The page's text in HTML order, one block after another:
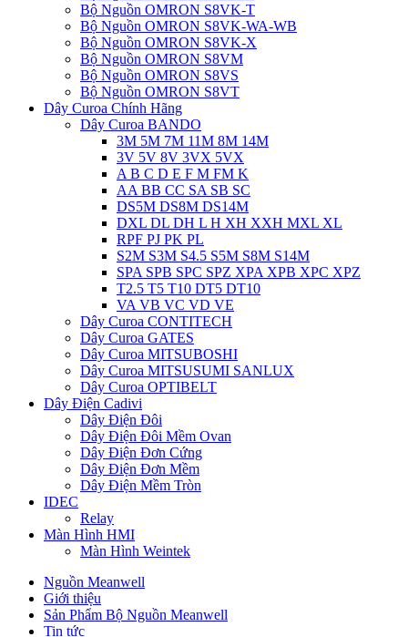
Bộ Nguồn OMRON S8VK-T
Bộ Nguồn OMRON S8VK-WA-WB
Bộ Nguồn OMRON S8VK-X
Bộ Nguồn OMRON S8VM
Bộ Nguồn OMRON S8VS
Bộ Nguồn OMRON S8VT
Dây Curoa Chính Hãng
Dây Curoa BANDO
3M 5M 7M 11M 8M 14M
3V 5V 8V 3VX 5VX
A B C D E F M FM K
AA BB CC SA SB SC
DS5M DS8M DS14M
DXL DL DH L H XH XXH MXL XL
RPF PJ PK PL
S2M S3M S4.5 S5M S8M S14M
SPA SPB SPC SPZ XPA XPB XPC XPZ
T2.5 T5 T10 DT5 DT10
VA VB VC VD VE
Dây Curoa CONTITECH
Dây Curoa GATES
Dây Curoa MITSUBOSHI
Dây Curoa MITSUSUMI SANLUX
Dây Curoa OPTIBELT
Dây Điện Cadivi
Dây Điện Đôi
Dây Điện Đôi Mềm Ovan
Dây Điện Đơn Cứng
Dây Điện Đơn Mềm
Dây Điện Mềm Tròn
IDEC
Relay
Màn Hình HMI
Màn Hình Weintek
Nguồn Meanwell
Giới thiệu
Sản Phẩm Bộ Nguồn Meanwell
Tin tức